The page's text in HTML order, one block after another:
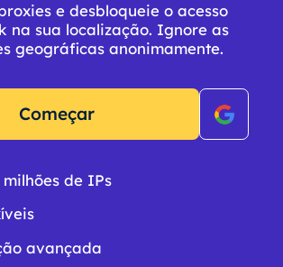
e desbloqueie o acesso
na sua localização. Ignore as
geográficas anonimamente.
Começar
de IPs
avançada